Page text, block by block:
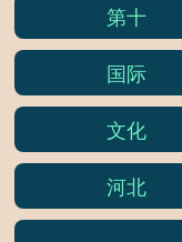
第十
国际
文化
河北